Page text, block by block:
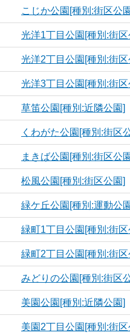
こじか公園[種別:街区公
光洋1丁目公園[種別:街区
光洋2丁目公園[種別:街区
光洋3丁目公園[種別:街区
草笛公園[種別:近隣公園]
くわがた公園[種別:街区
まきば公園[種別:街区公
松風公園[種別:街区公園]
緑ケ丘公園[種別:運動公
緑町1丁目公園[種別:街区
緑町2丁目公園[種別:街区
みどりの公園[種別:街区
美園公園[種別:近隣公園]
美園2丁目公園[種別:街区